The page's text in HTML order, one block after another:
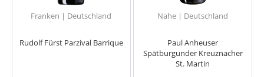
Franken | Deutschland
Rudolf Fürst Parzival Barrique
Nahe | Deutschland
Paul Anheuser
Spätburgunder Kreuznacher
St. Martin